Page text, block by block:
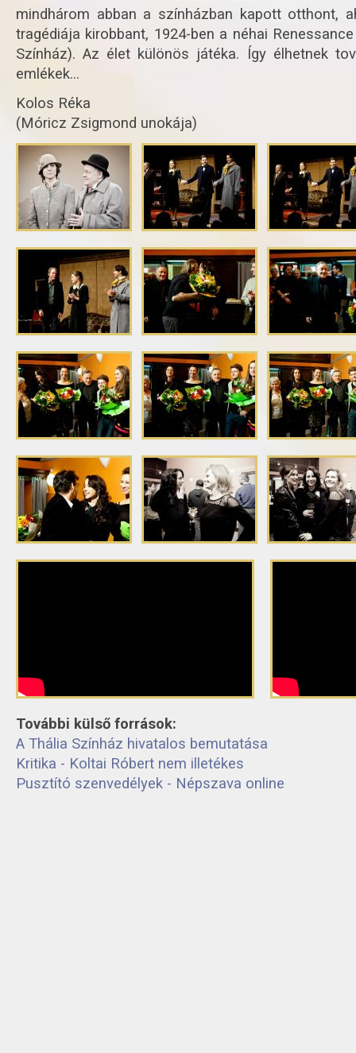
mindhárom abban a színházban kapott otthont,
tragédiája kirobbant, 1924-ben a néhai
Színház). Az élet különös játéka. Így élhetnek
emlékek…
Kolos Réka
(Móricz Zsigmond unokája)
További külső források:
A Thália Színház hivatalos bemutatása
Kritika - Koltai Róbert nem illetékes
Pusztító szenvedélyek - Népszava online